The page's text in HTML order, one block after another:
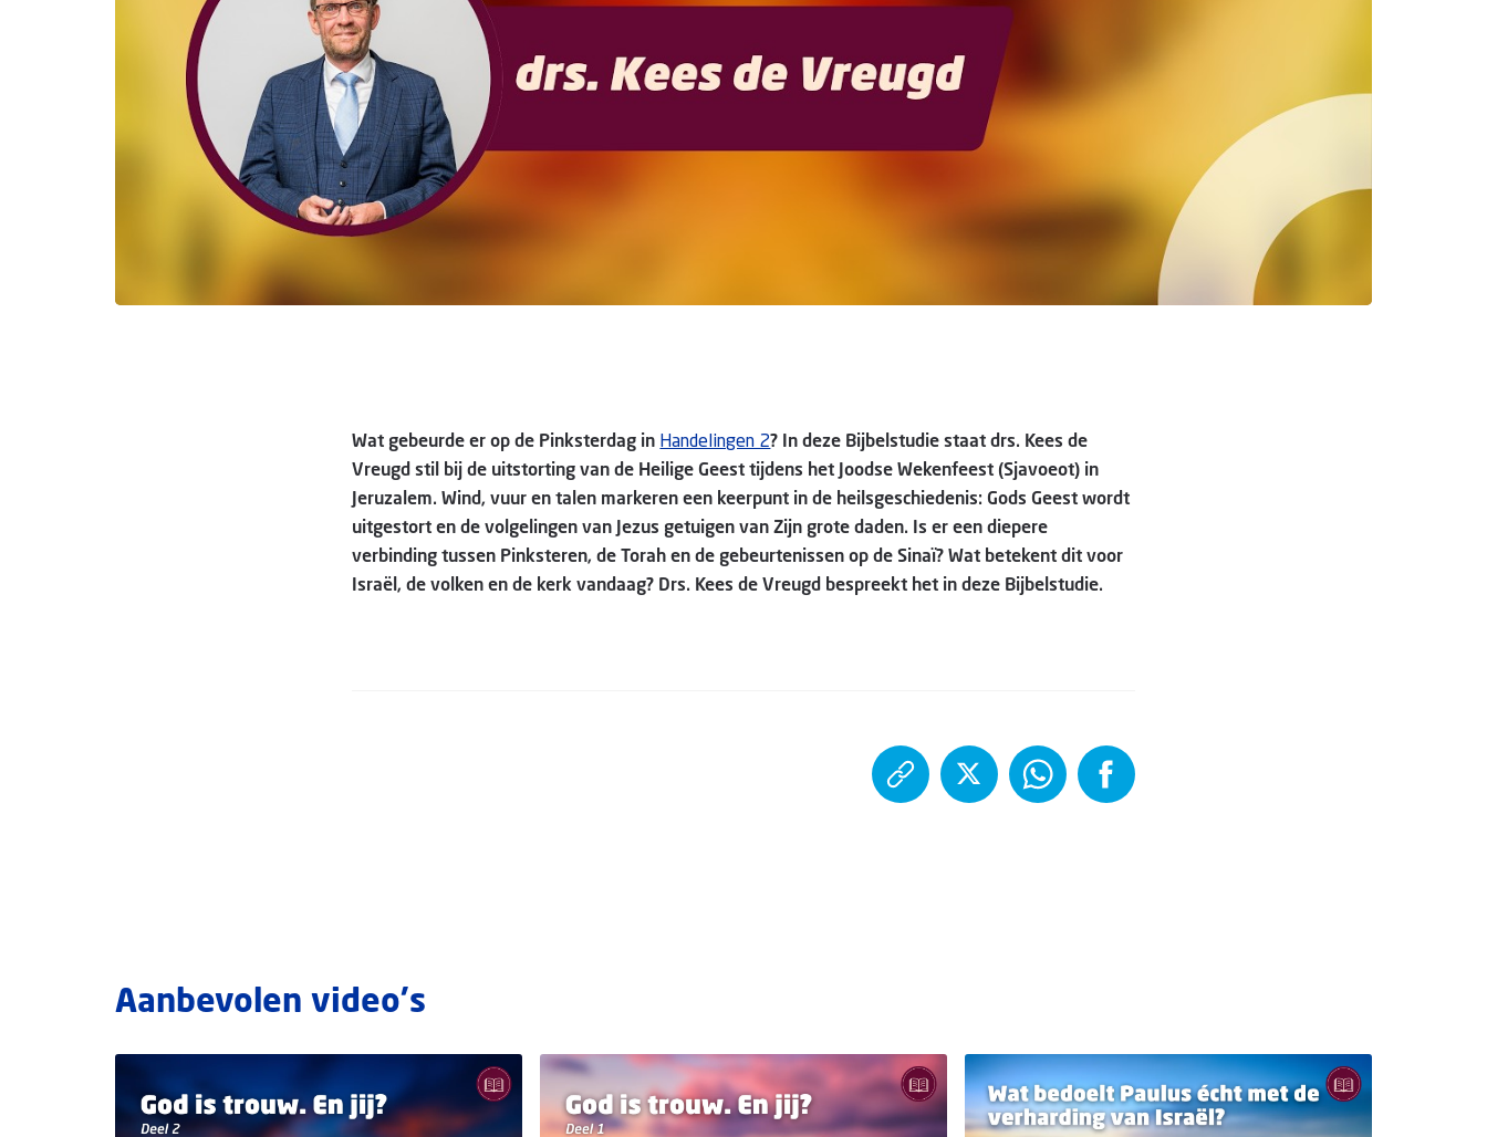
Wat gebeurde er op de Pinksterdag in Handelingen 2? In deze Bijbelstudie staat drs. Kees de
Vreugd stil bij de uitstorting van de Heilige Geest tijdens het Joodse Wekenfeest (Sjavoeot) in
Jeruzalem. Wind, vuur en talen markeren een keerpunt in de heilsgeschiedenis: Gods Geest wordt
uitgestort en de volgelingen van Jezus getuigen van Zijn grote daden. Is er een diepere
verbinding tussen Pinksteren, de Torah en de gebeurtenissen op de Sinaï? Wat betekent dit voor
Israël, de volken en de kerk vandaag? Drs. Kees de Vreugd bespreekt het in deze Bijbelstudie.
Aanbevolen video's